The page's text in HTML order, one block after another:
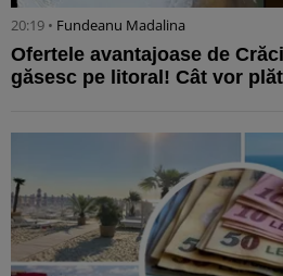
20:19 • Fundeanu Madalina
Ofertele avantajoase de
găsesc pe litoral! Cât vor